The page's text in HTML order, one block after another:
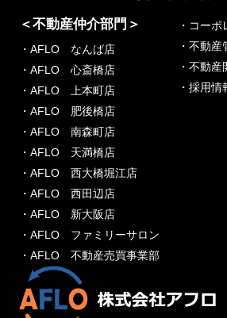
＜不動産仲介部門＞
・AFLO なんば店
・AFLO 心斎橋店
・AFLO 上本町店
・AFLO 肥後橋店
・AFLO 南森町店
・AFLO 天満橋店
・AFLO 西大橋堀江店
・AFLO 西田辺店
・AFLO 新大阪店
・AFLO ファミリーサロン
・AFLO 不動産売買事業部
・コーポ
・不動産
・不動
・採用情